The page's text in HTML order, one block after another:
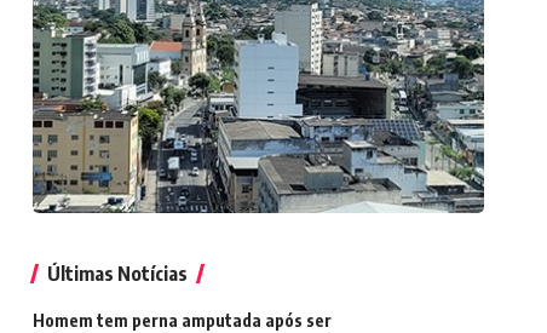
Últimas Notícias
Homem tem perna amputada após ser